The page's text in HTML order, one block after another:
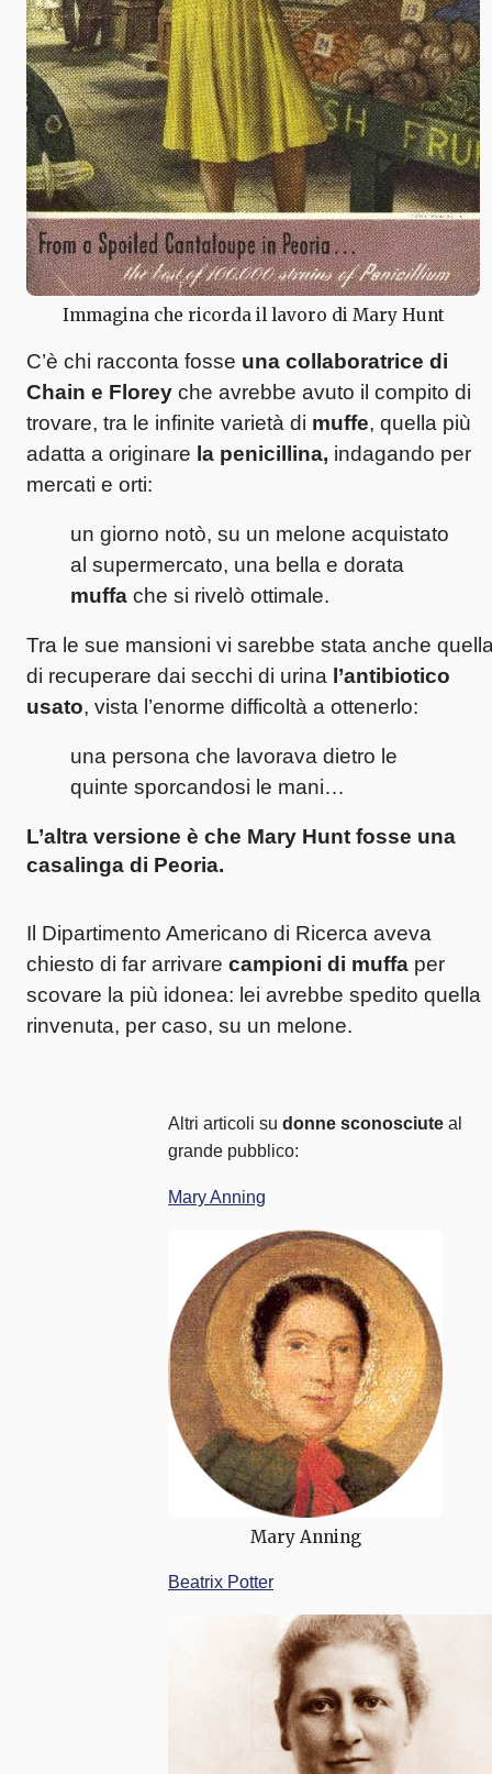
Immagina che ricorda il lavoro di Mary Hunt
C’è chi racconta fosse una collaboratrice di
Chain e Florey che avrebbe avuto il compito di
trovare, tra le infinite varietà di muffe, quella più
adatta a originare la penicillina, indagando per
mercati e orti:
un giorno notò, su un melone acquistato
al supermercato, una bella e dorata
muffa che si rivelò ottimale.
Tra le sue mansioni vi sarebbe stata anche
di recuperare dai secchi di urina l’antibiotico
usato, vista l’enorme difficoltà a ottenerlo:
una persona che lavorava dietro le
quinte sporcandosi le mani…
L’altra versione è che Mary Hunt fosse una
casalinga di Peoria.
Il Dipartimento Americano di Ricerca aveva
chiesto di far arrivare campioni di muffa per
scovare la più idonea: lei avrebbe spedito quella
rinvenuta, per caso, su un melone.
Altri articoli su donne sconosciute al
grande pubblico:
Mary Anning
Mary Anning
Beatrix Potter